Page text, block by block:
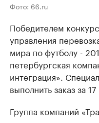
Фото: 66.ru
Победителем
управления
мира по футболу -
петербургская
интеграция».
выполнить заказ за
Группа компаний